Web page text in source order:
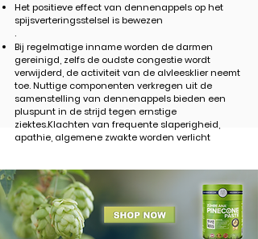
Het positieve effect van dennenappels op het
spijsverteringsstelsel is bewezen
.
Bij regelmatige inname worden de darmen
gereinigd, zelfs de oudste congestie wordt
verwijderd, de activiteit van de alvleesklier neemt
toe. Nuttige componenten verkregen uit de
samenstelling van dennenappels bieden een
pluspunt in de strijd tegen ernstige
ziektes.Klachten van frequente slaperigheid,
apathie, algemene zwakte worden verlicht